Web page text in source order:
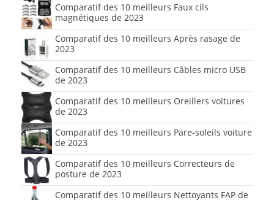
Comparatif des 10 meilleurs Faux cils
magnétiques de 2023
Comparatif des 10 meilleurs Après rasage de
2023
Comparatif des 10 meilleurs Câbles micro USB
de 2023
Comparatif des 10 meilleurs Oreillers voitures
de 2023
Comparatif des 10 meilleurs Pare-soleils voiture
de 2023
Comparatif des 10 meilleurs Correcteurs de
posture de 2023
Comparatif des 10 meilleurs Nettoyants FAP de